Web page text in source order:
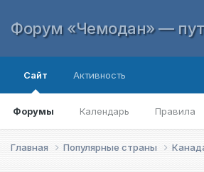
Форум «Чемодан» —
Сайт
Форумы Календарь Правила
Активность
Главная Популярные страны